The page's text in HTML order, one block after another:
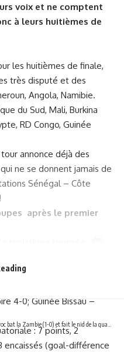
voix et ne comptent
à leurs huitièmes de
les huitièmes de finale,
très disputé et des
Angola, Namibie.
du Sud, Mali, Burkina
RD Congo, Guinée
annonce déjà des
ne se donnent jamais de
Sénégal – Côte
après le premier
: Guinée Equatoriale –
4-0; Guinée Bissau –
: 7 points, 2
encaissés (goal-différence
Zambie (1-0) et fait le nid de la qualification à la Côte d’Ivoire !